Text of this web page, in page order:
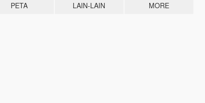
PETA LAIN-LAIN MORE